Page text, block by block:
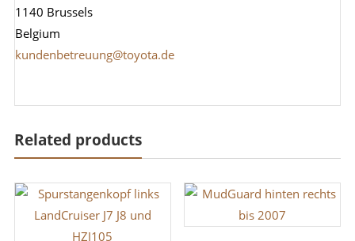
1140 Brussels
Belgium
kundenbetreuung@toyota.de
Related products